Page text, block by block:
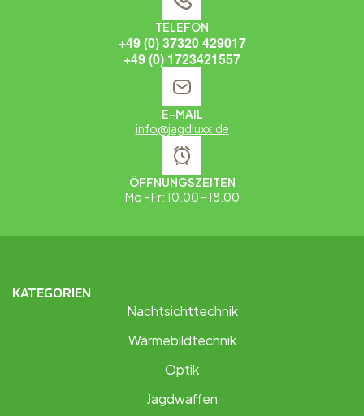
TELEFON
+49 (0) 37320 429017
+49 (0) 1723421557
E-MAIL
info@jagdluxx.de
ÖFFNUNGSZEITEN
Mo - Fr: 10.00 - 18.00
KATEGORIEN
Nachtsichttechnik
Wärmebildtechnik
Optik
Jagdwaffen